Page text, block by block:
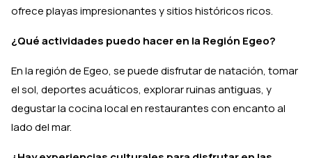
ofrece playas impresionantes y sitios históricos ricos.
¿Qué actividades puedo hacer en la Región Egeo?
En la región de Egeo, se puede disfrutar de natación, tomar
el sol, deportes acuáticos, explorar ruinas antiguas, y
degustar la cocina local en restaurantes con encanto al
lado del mar.